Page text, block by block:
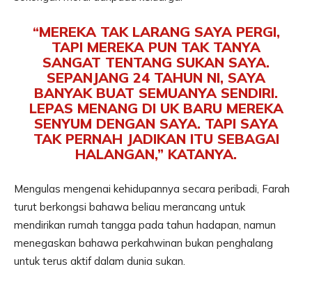
“MEREKA TAK LARANG SAYA PERGI,
TAPI MEREKA PUN TAK TANYA
SANGAT TENTANG SUKAN SAYA.
SEPANJANG 24 TAHUN NI, SAYA
BANYAK BUAT SEMUANYA SENDIRI.
LEPAS MENANG DI UK BARU MEREKA
SENYUM DENGAN SAYA. TAPI SAYA
TAK PERNAH JADIKAN ITU SEBAGAI
HALANGAN,” KATANYA.
Mengulas mengenai kehidupannya secara peribadi, Farah
turut berkongsi bahawa beliau merancang untuk
mendirikan rumah tangga pada tahun hadapan, namun
menegaskan bahawa perkahwinan bukan penghalang
untuk terus aktif dalam dunia sukan.